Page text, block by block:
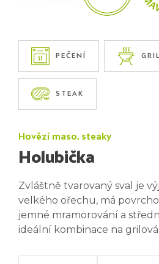
PEČENÍ
STEAK
Hovězí maso, steaky
Holubička
Zvláštně tvarovaný sval je
velkého ořechu, má
jemné mramorování a
ideální kombinace na